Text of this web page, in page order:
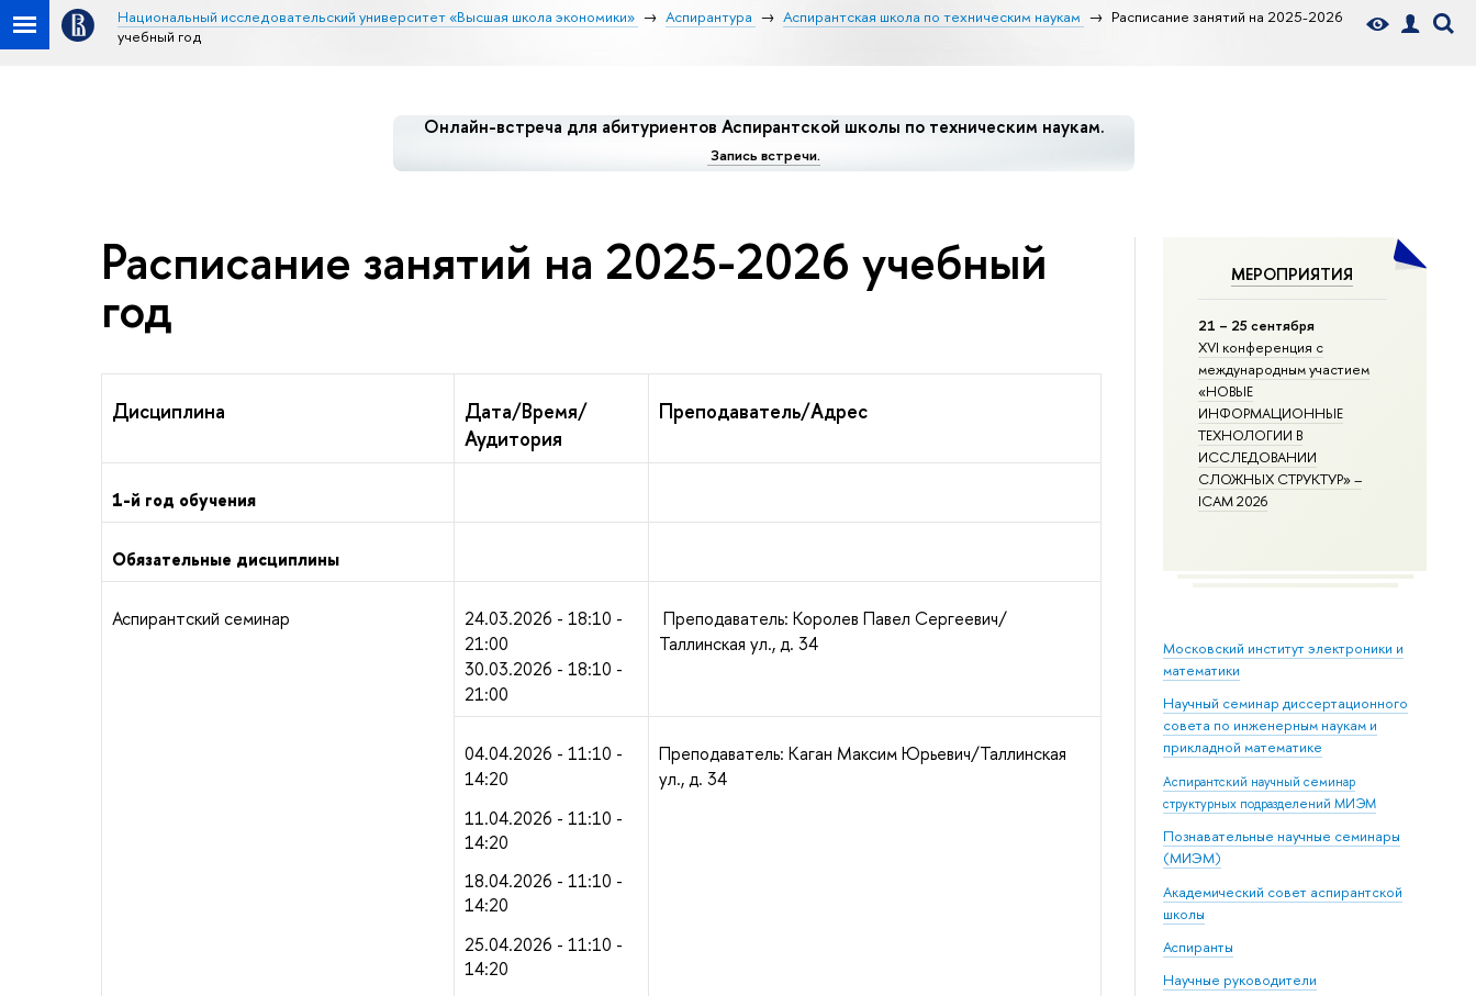
Национальный исследовательский университет «Высшая школа экономики» Аспирантура Аспирантская школа по техническим наукам
Расписание занятий на 2025-2026
учебный год
Онлайн-встреча для абитуриентов Аспирантской школы по техническим наукам.
Запись встречи.
МЕРОПРИЯТИЯ
21 – 25 сентября
XVI конференция с
международным участием
«НОВЫЕ
ИНФОРМАЦИОННЫЕ
ТЕХНОЛОГИИ В
ИССЛЕДОВАНИИ
СЛОЖНЫХ СТРУКТУР» –
ICAM 2026
Московский институт электроники и
математики
Научный семинар диссертационного
совета по инженерным наукам и
прикладной математике
Аспирантский научный семинар
структурных подразделений МИЭМ
Познавательные научные семинары
(МИЭМ)
Академический совет аспирантской
школы
Аспиранты
Научные руководители
Расписание занятий на 2025-2026 учебный
год
Дисциплина
Дата/Время/
Аудитория
Преподаватель/Адрес
1-й год обучения
Обязательные дисциплины
Аспирантский семинар
24.03.2026 - 18:10 -
21:00
30.03.2026 - 18:10 -
21:00
Преподаватель: Королев Павел Сергеевич/
Таллинская ул., д. 34
04.04.2026 - 11:10 -
14:20
11.04.2026 - 11:10 -
14:20
18.04.2026 - 11:10 -
14:20
25.04.2026 - 11:10 -
14:20
Преподаватель: Каган Максим Юрьевич/Таллинская
ул., д. 34